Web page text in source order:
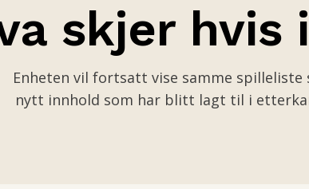
skjer
Enheten vil fortsatt vise samme
nytt innhold som har blitt lagt til i